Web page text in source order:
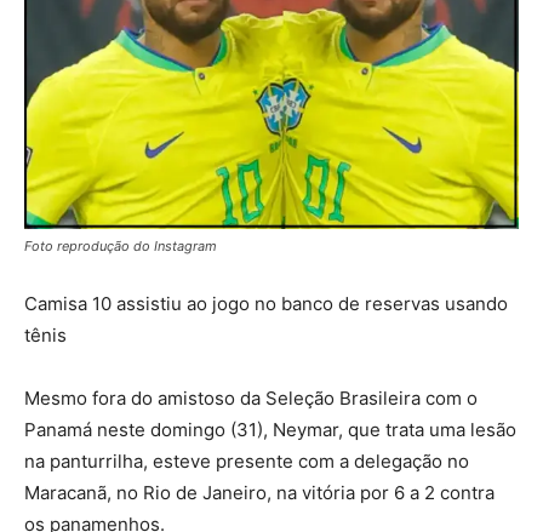
Foto reprodução do Instagram
Camisa 10 assistiu ao jogo no banco de reservas usando
tênis
Mesmo fora do amistoso da Seleção Brasileira com o
Panamá neste domingo (31), Neymar, que trata uma lesão
na panturrilha, esteve presente com a delegação no
Maracanã, no Rio de Janeiro, na vitória por 6 a 2 contra
os panamenhos.